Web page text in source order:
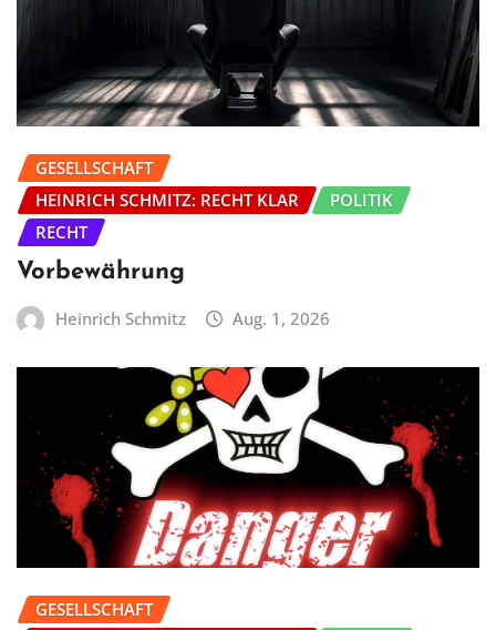
GESELLSCHAFT
HEINRICH SCHMITZ: RECHT KLAR
POLITIK
RECHT
Vorbewährung
Heinrich Schmitz Aug. 1, 2026
GESELLSCHAFT